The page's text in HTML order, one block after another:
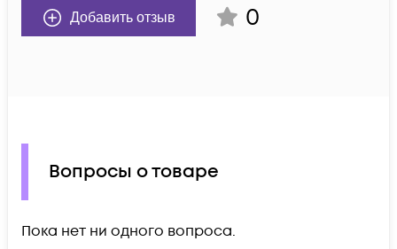
Добавить отзыв 0
Вопросы о товаре
Пока нет ни одного вопроса.